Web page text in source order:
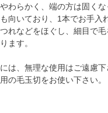
わらかく、端の方は固くな
向いており、1本でお手入
れなどをほぐし、細目で
ます。
は、無理な使用はご遠慮下
の毛玉切をお使い下さい。